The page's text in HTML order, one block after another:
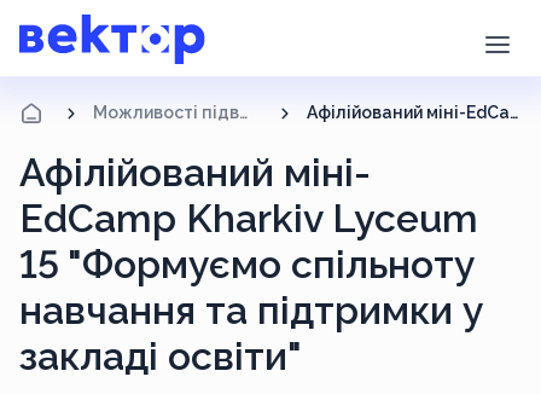
Можливості підвищення кваліфікації Афілійований міні-EdCamp Kharkiv Lyceum 15 "Формуємо спільноту навчання та підтримки у закладі освіти"
Афілійований міні-
EdCamp Kharkiv Lyceum
15 "Формуємо спільноту
навчання та підтримки у
закладі освіти"